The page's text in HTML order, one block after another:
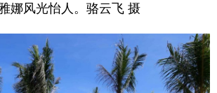
风光怡人。骆云飞 摄